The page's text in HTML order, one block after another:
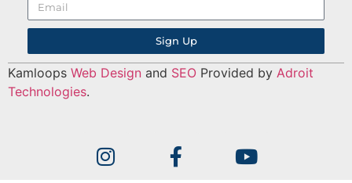
Sign Up
Kamloops Web Design and SEO Provided by Adroit
Technologies.